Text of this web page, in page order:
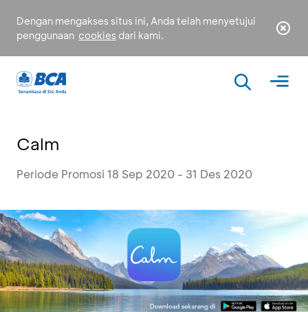
Dengan mengakses situs ini, Anda telah menyetujui
penggunaan cookies dari kami.
Calm
Periode Promosi 18 Sep 2020 - 31 Des 2020